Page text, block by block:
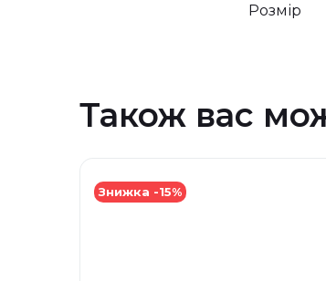
Розмір
Також вас
Знижка -15%